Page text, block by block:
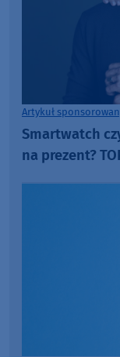
Artykuł
Smartwatch
na prezent?